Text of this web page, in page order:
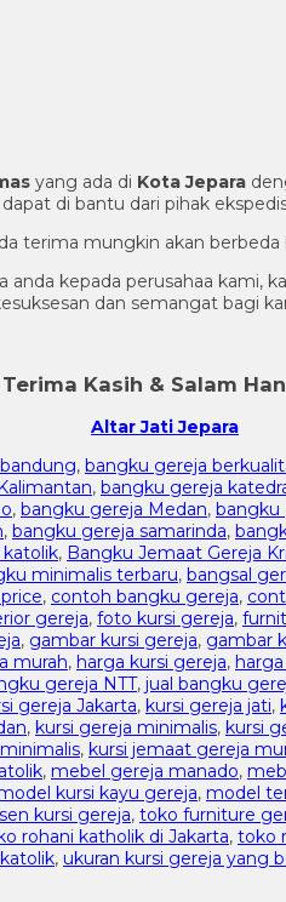
yang ada di Kota Jepara
di bantu dari pihak
terima mungkin akan
kepada perusahaa kami,
dan semangat bagi
Terima Kasih & Salam
Altar Jati Jepara
, bangku gereja
, bangku gereja
, bangku gereja Medan, bangku
, bangku gereja samarinda,
, Bangku Jemaat Gereja
minimalis terbaru, bangsal
, contoh bangku gereja,
gereja, foto kursi gereja,
, gambar kursi gereja, gambar
murah, harga kursi gereja,
gereja NTT, jual bangku
gereja Jakarta, kursi gereja jati,
, kursi gereja minimalis, kursi
, kursi jemaat gereja
, mebel gereja manado,
kursi kayu gereja, model
kursi gereja, toko furniture
rohani katholik di Jakarta, toko
, ukuran kursi gereja yang